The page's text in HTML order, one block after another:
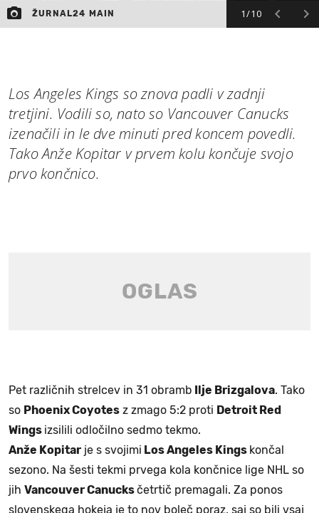
1/10
ŽURNAL24 MAIN
Los Angeles Kings so znova padli v zadnji
tretjini. Vodili so, nato so Vancouver Canucks
izenačili in le dve minuti pred koncem povedli.
Tako Anže Kopitar v prvem kolu končuje svojo
prvo končnico.
Pet različnih strelcev in 31 obramb Ilje Brizgalova. Tako
so Phoenix Coyotes z zmago 5:2 proti Detroit Red
Wings izsilili odločilno sedmo tekmo.
Anže Kopitar je s svojimi Los Angeles Kings končal
sezono. Na šesti tekmi prvega kola končnice lige NHL so
jih Vancouver Canucksčetrtič premagali. Za ponos
slovenskega hokeja je to nov boleč poraz, saj so bili vsaj